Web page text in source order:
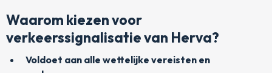
Waarom kiezen voor
verkeerssignalisatie van Herva?
Voldoet aan alle wettelijke vereisten en